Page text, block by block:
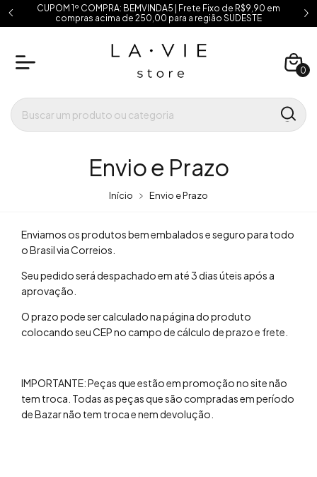
CUPOM 1º COMPRA: BEMVINDA5 | Frete Fixo de R$9,90 em
compras acima de 250,00 para a região SUDESTE
0
Envio e Prazo
Início Envio e Prazo
Enviamos os produtos bem embalados e seguro para todo
o Brasil via Correios.
Seu pedido será despachado em até 3 dias úteis após a
aprovação.
O prazo pode ser calculado na página do produto
colocando seu CEP no campo de cálculo de prazo e frete.
IMPORTANTE: Peças que estão em promoção no site não
tem troca. Todas as peças que são compradas em período
de Bazar não tem troca e nem devolução.